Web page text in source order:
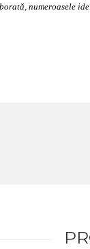
numeroasele